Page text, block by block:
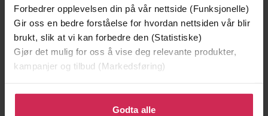
Forbedrer opplevelsen din på vår nettside (Funksjonelle)
Gir oss en bedre forståelse for hvordan nettsiden vår blir
brukt, slik at vi kan forbedre den (Statistiske)
Gjør det mulig for oss å vise deg relevante produkter,
kampanjer og tilbud (Markedsføring)
Klikk på «Godta alle» for å gi oss ditt samtykke til å
bruke cookies for alle disse formålene. Du kan også
Godta alle
199,-
349,-